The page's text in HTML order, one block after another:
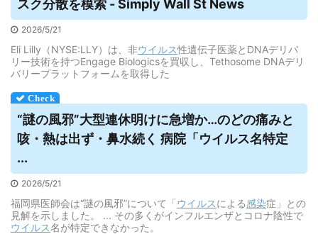
スク分散を模索 - Simply Wall St News
2026/5/21
Eli Lilly（NYSE:LLY）は、非ウイルス性遺伝子医薬とDNAデリバ
リー技術を持つEngage Biologicsを買収し、Tethosome DNAデリ
バリープラットフォームを取得した
“謎の風邪”大型連休明けに急増か…のどの痛みと
咳・熱は出ず・鼻水続く 病院「 ウイルス名特定
...
2026/5/21
福岡県医師会は“謎の風邪”について「ウイルスによる感染症」との
見解を示しました。 ... その多くがインフルエンザとコロナ陰性で
ウイルス名が特定できなかった。